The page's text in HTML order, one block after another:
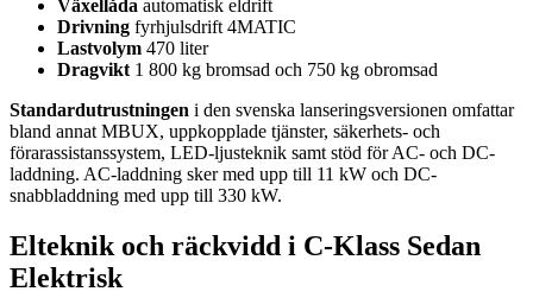
Växellåda automatisk eldrift
Drivning fyrhjulsdrift 4MATIC
Lastvolym 470 liter
Dragvikt 1 800 kg bromsad och 750 kg obromsad
Standardutrustningen i den svenska lanseringsversionen omfattar
bland annat MBUX, uppkopplade tjänster, säkerhets- och
förarassistanssystem, LED-ljusteknik samt stöd för AC- och DC-
laddning. AC-laddning sker med upp till 11 kW och DC-
snabbladdning med upp till 330 kW.
Elteknik och räckvidd i C-Klass Sedan
Elektrisk